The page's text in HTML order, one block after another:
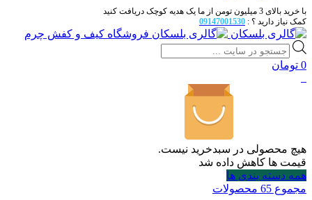
با خرید بالای 3 میلیون تومن از ما یک هدیه کوچک دریافت کنید
کمک نیاز دارید ؟ : 09147001530
فروشگاه کیف و کفش چرم
Products
search
0 تومان
هیچ محصولی در سبدخرید نیست.
قیمت ها کاهش داده شد
همه دسته بندی ها
مجموع 65 محصولات